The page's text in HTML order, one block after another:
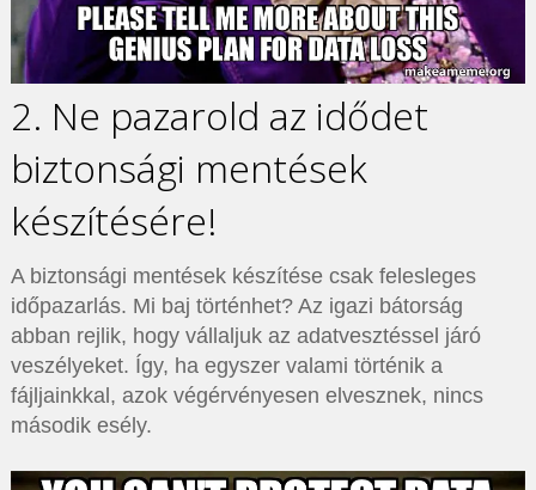
2. Ne pazarold az idődet
biztonsági mentések
készítésére!
A biztonsági mentések készítése csak felesleges
időpazarlás. Mi baj történhet? Az igazi bátorság
abban rejlik, hogy vállaljuk az adatvesztéssel járó
veszélyeket. Így, ha egyszer valami történik a
fájljainkkal, azok végérvényesen elvesznek, nincs
második esély.